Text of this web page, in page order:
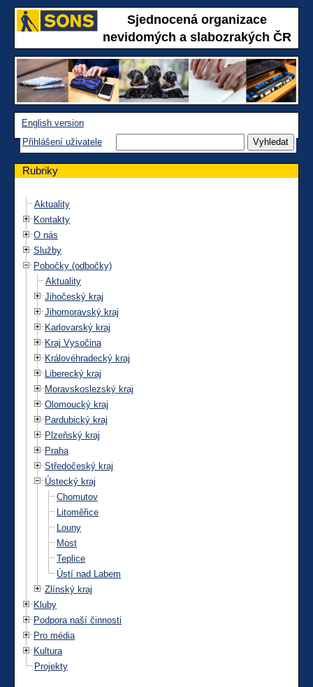
Sjednocená organizace
nevidomých a slabozrakých ČR
English version
Přihlášení uživatele
Rubriky
Aktuality
Kontakty
O nás
Služby
Pobočky (odbočky)
Aktuality
Jihočeský kraj
Jihomoravský kraj
Karlovarský kraj
Kraj Vysočina
Královéhradecký kraj
Liberecký kraj
Moravskoslezský kraj
Olomoucký kraj
Pardubický kraj
Plzeňský kraj
Praha
Středočeský kraj
Ústecký kraj
Chomutov
Litoměřice
Louny
Most
Teplice
Ústí nad Labem
Zlínský kraj
Kluby
Podpora naší činnosti
Pro média
Kultura
Projekty